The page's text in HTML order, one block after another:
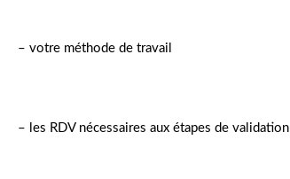
– votre méthode de travail
– les RDV nécessaires aux étapes de validation